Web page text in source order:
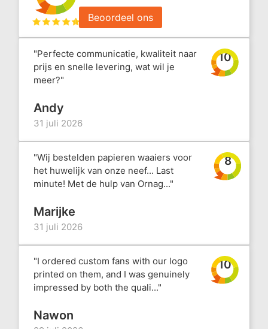
Beoordeel ons
"Perfecte communicatie, kwaliteit naar
prijs en snelle levering, wat wil je
meer?"
10
Andy
31 juli 2026
"Wij bestelden papieren waaiers voor
het huwelijk van onze neef... Last
minute! Met de hulp van Ornag..."
8
Marijke
31 juli 2026
"I ordered custom fans with our logo
printed on them, and I was genuinely
impressed by both the quali..."
10
Nawon